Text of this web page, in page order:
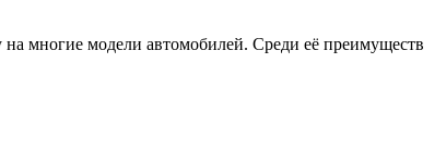
многие модели автомобилей. Среди её преимуществ